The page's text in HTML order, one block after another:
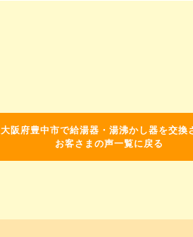
大阪府豊中市で給湯器・湯沸かし器を交換
お客さまの声一覧に戻る